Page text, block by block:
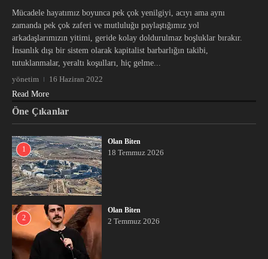
Mücadele hayatımız boyunca pek çok yenilgiyi, acıyı ama aynı
zamanda pek çok zaferi ve mutluluğu paylaştığımız yol
arkadaşlarımızın yitimi, geride kolay doldurulmaz boşluklar bırakır.
İnsanlık dışı bir sistem olarak kapitalist barbarlığın takibi,
tutuklanmalar, yeraltı koşulları, hiç gelme...
yönetim
16 Haziran 2022
Read More
Öne Çıkanlar
1
Olan Biten
18 Temmuz 2026
2
Olan Biten
2 Temmuz 2026